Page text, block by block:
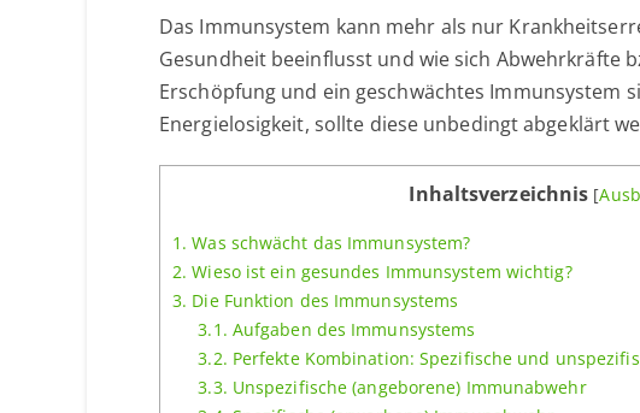
Das Immunsystem kann mehr als nur
Gesundheit beeinflusst und wie sich Abwehrkräfte
Erschöpfung und ein geschwächtes Immunsystem
Energielosigkeit, sollte diese unbedingt abgeklärt
Inhaltsverzeichnis [
1. Was schwächt das Immunsystem?
2. Wieso ist ein gesundes Immunsystem wichtig?
3. Die Funktion des Immunsystems
3.1. Aufgaben des Immunsystems
3.2. Perfekte Kombination: Spezifische und
3.3. Unspezifische (angeborene) Immunabwehr